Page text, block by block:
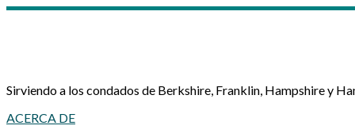
Sirviendo a los condados de Berkshire, Franklin, Hampshire y
ACERCA DE